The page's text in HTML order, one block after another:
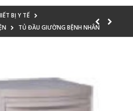
BỊ Y TẾ
TỦ ĐẦU GIƯỜNG BỆNH NHÂN